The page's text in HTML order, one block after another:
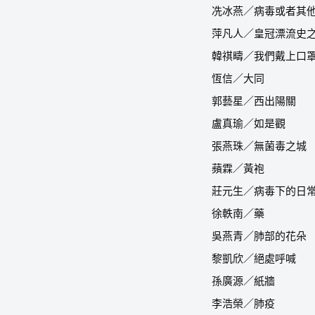
冼冰燕／病毒或者其
萍凡人／皇冠漂流史
韓祺疇／我們戴上口
恆信／大同
郭藝星／西出陽關
盧真瑜／如是觀
張燕珠／無菌毒之城
蘋霖／黃袍
莊元生／病毒下的日
徐軼南／藥
吳燕青／肺部的花朵
黎凱欣／絕處呼喊
孫廣源／紙牆
李浩榮／肺疫